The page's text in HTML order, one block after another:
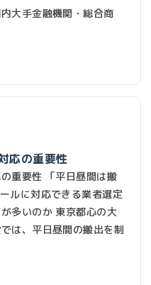
大手金融機関・総合商
応の重要性
重要性 「平日昼間は搬
ルに対応できる業者選定
多いのか 東京都心の大
は、平日昼間の搬出を制